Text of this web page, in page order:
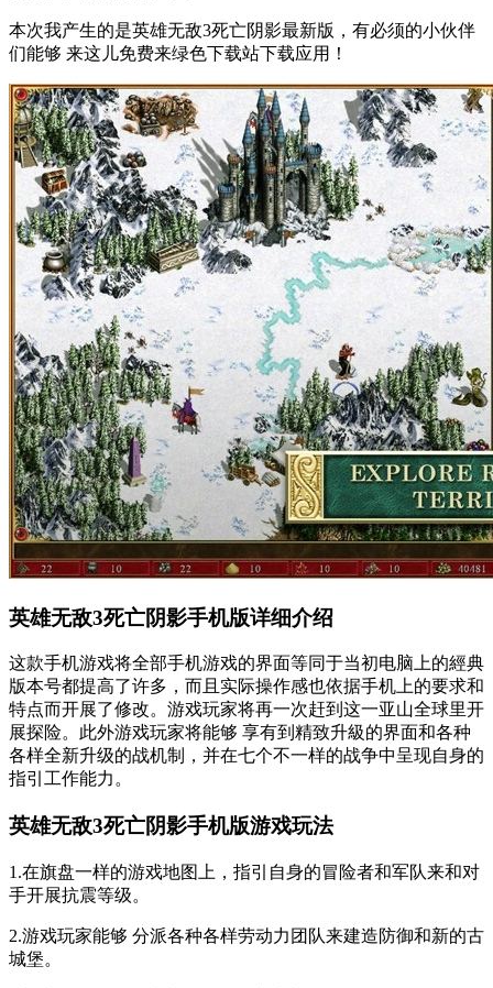
本次我产生的是英雄无敌3死亡阴影最新版，有必须的小伙伴
们能够 来这儿免费来绿色下载站下载应用！
英雄无敌3死亡阴影手机版详细介绍
这款手机游戏将全部手机游戏的界面等同于当初电脑上的經典
版本号都提高了许多，而且实际操作感也依据手机上的要求和
特点而开展了修改。游戏玩家将再一次赶到这一亚山全球里开
展探险。此外游戏玩家将能够 享有到精致升級的界面和各种
各样全新升级的战机制，并在七个不一样的战争中呈现自身的
指引工作能力。
英雄无敌3死亡阴影手机版游戏玩法
1.在旗盘一样的游戏地图上，指引自身的冒险者和军队来和对
手开展抗震等级。
2.游戏玩家能够 分派各种各样劳动力团队来建造防御和新的古
城堡。